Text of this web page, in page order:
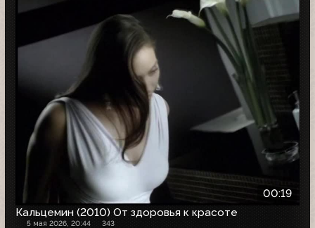
00:19
Кальцемин (2010) От здоровья к красоте
5 мая 2026, 20:44 343